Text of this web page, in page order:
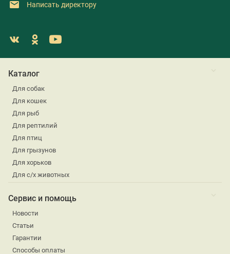
Написать директору
Каталог
Для собак
Для кошек
Для рыб
Для рептилий
Для птиц
Для грызунов
Для хорьков
Для с/х животных
Сервис и помощь
Новости
Статьи
Гарантии
Способы оплаты